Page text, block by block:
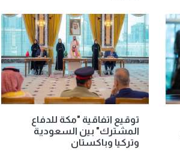
توقيع اتفاقية "مكة للدفاع
المشترك" بين السعودية
وتركيا وباكستان